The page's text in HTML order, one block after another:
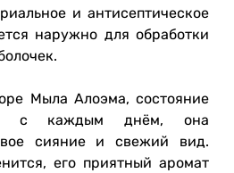
и антисептическое
наружно для обработки
Мыла Алоэма, состояние
с каждым днём, она
сияние и свежий вид.
его приятный аромат